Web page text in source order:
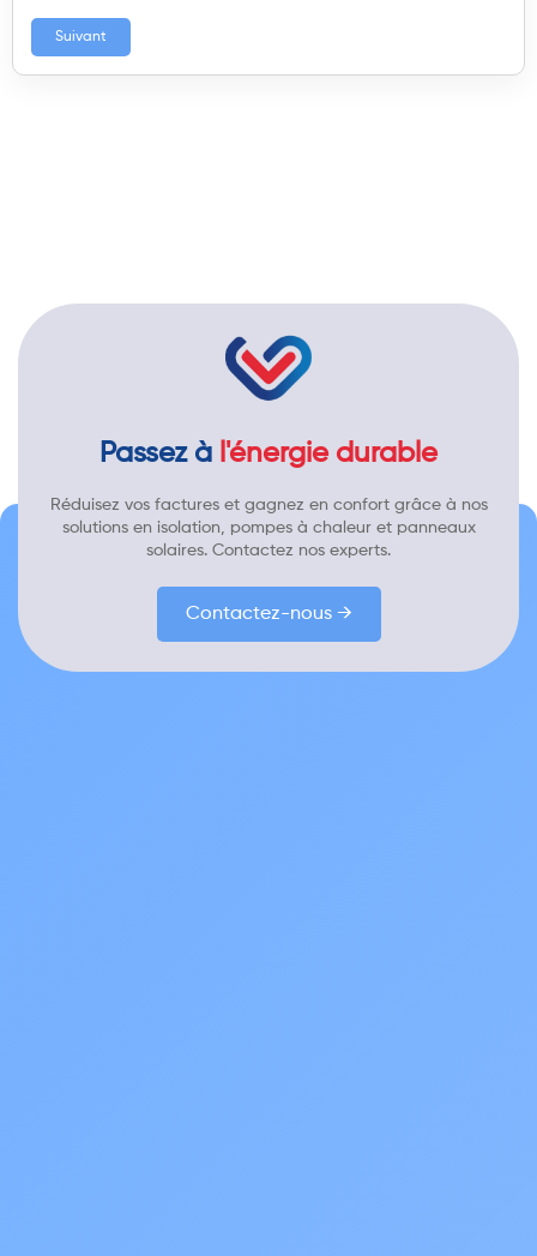
Suivant
Passez à l'énergie durable
Réduisez vos factures et gagnez en confort grâce à nos
solutions en isolation, pompes à chaleur et panneaux
solaires. Contactez nos experts.
Contactez-nous →